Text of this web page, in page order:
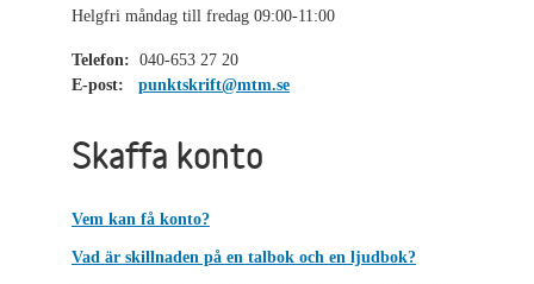
Helgfri måndag till fredag 09:00-11:00
Telefon: 040-653 27 20
E-post:
punktskrift@mtm.se
Skaffa konto
Vem kan få konto?
Vad är skillnaden på en talbok och en ljudbok?